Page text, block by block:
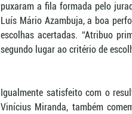
puxaram a fila formada pelo
Luís Mário Azambuja, a boa
escolhas acertadas. “Atribuo
segundo lugar ao critério de
Igualmente satisfeito com o
Vinícius Miranda, também